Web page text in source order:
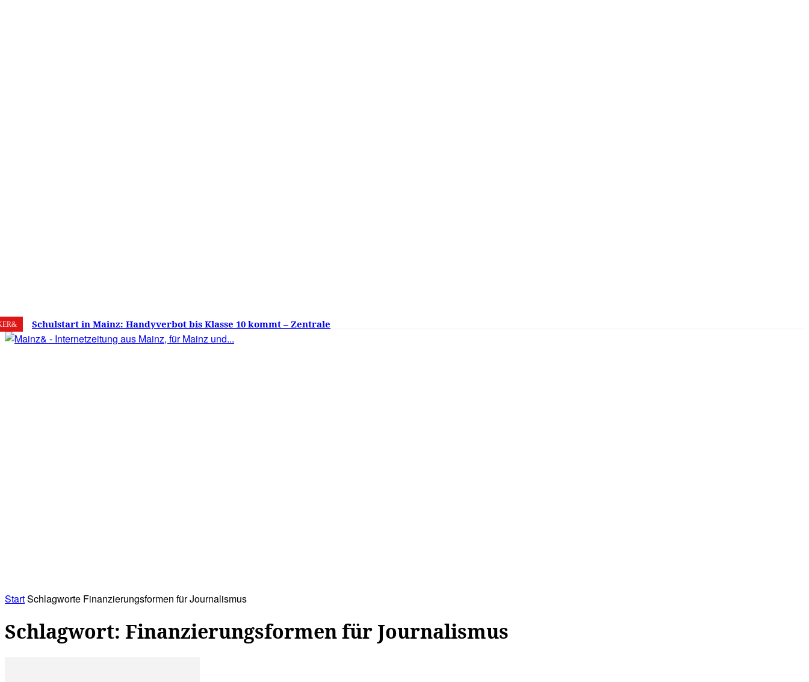
7. August 2026 22.6 Mainz
Schulstart in Mainz: Handyverbot bis Klasse 10 kommt – Zentrale
Versprechen wie Lehrmittelfreiheit und Schuleingangsklassen fehlen
StartSchlagworte Finanzierungsformen für Journalismus
Schlagwort: Finanzierungsformen für Journalismus